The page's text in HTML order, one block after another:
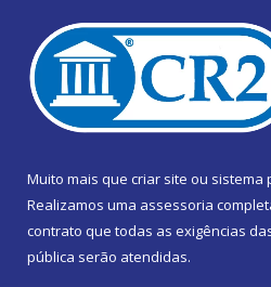
Muito mais que criar site ou sistema
Realizamos uma assessoria
contrato que todas as exigências
pública serão atendidas.